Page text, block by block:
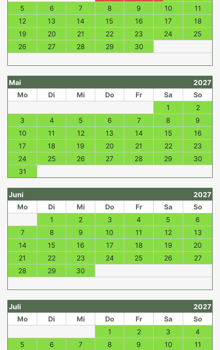
5
6 7 8 9 10
11
12
13 14 15 16 17
18
19
20 21 22 23 24
25
26
27 28 29 30
Mai
2027
Mo
Di Mi Do Fr Sa
So
1
2
3
4 5 6 7 8
9
10
11 12 13 14 15
16
17
18 19 20 21 22
23
24
25 26 27 28 29
30
31
Juni
2027
Mo
Di Mi Do Fr Sa
So
1
2 3 4 5
6
7
8 9 10 11 12
13
14
15 16 17 18 19
20
21
22 23 24 25 26
27
28
29 30
Juli
2027
Mo
Di Mi Do Fr Sa
So
1
2 3
4
5
6 7 8 9 10 11